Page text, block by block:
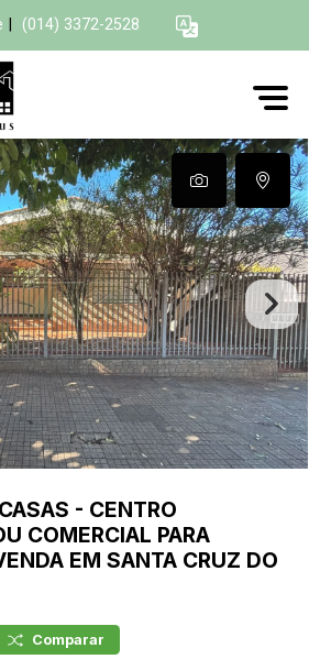
(014) 3372-2528
CASAS - CENTRO
COMERCIAL PARA
EM SANTA CRUZ DO
Comparar